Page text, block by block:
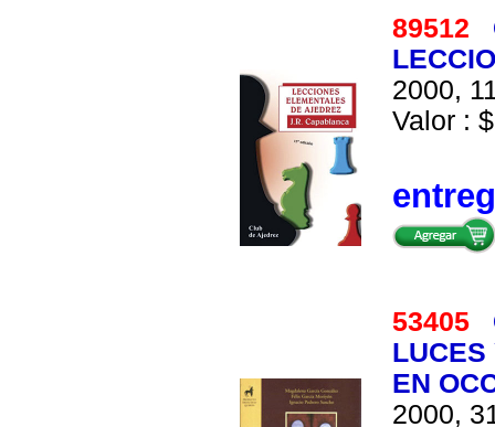
89512
2000,
Valor :
53405
LUCES
EN
2000,